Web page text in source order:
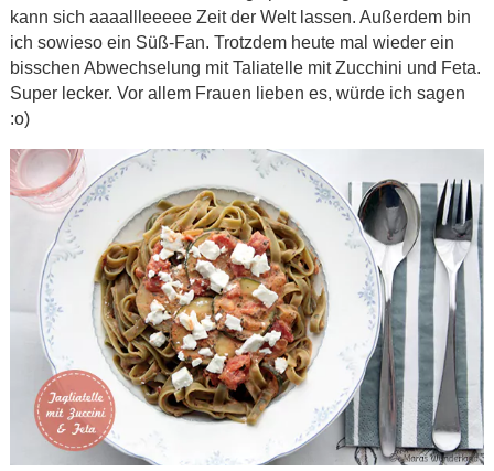
kann sich aaaallleeeee Zeit der Welt lassen. Außerdem bin
ich sowieso ein Süß-Fan. Trotzdem heute mal wieder ein
bisschen Abwechselung mit Taliatelle mit Zucchini und Feta.
Super lecker. Vor allem Frauen lieben es, würde ich sagen
:o)